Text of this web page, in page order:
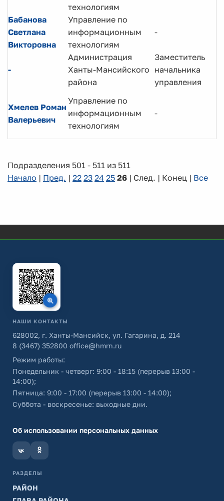
технологиям
Бабанова
Светлана
Викторовна
Управление по
информационным
технологиям
-
-
Администрация
Ханты-Мансийского
района
Заместитель
начальника
управления
Хмелев Роман
Валерьевич
Управление по
информационным
технологиям
-
Подразделения 501 - 511 из 511
Начало | Пред. | 22 23 24 25 26 | След. | Конец | Все
НАШИ КОНТАКТЫ
628002, г. Ханты-Мансийск, ул. Гагарина, д. 214
8 (3467) 352800 office@hmrn.ru
Режим работы:
Понедельник - четверг: 9:00 - 18:15 (перерыв 13:00 -
14:00);
Пятница: 9:00 - 17:00 (перерыв 13:00 - 14:00);
Суббота - воскресенье: выходные дни.
Об использовании персональных данных
РАЗДЕЛЫ
РАЙОН